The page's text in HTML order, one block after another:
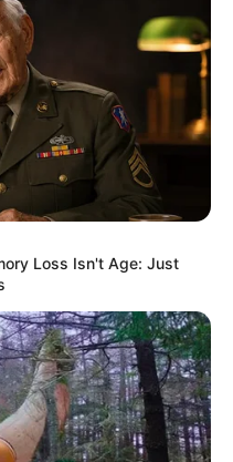
Senado pode
em semana de
(ES) abre processo
de Saúde e de
com quinquênio,
na aposentadoria?
e ACE para
14 no Congresso
Loss Isn't Age: Just